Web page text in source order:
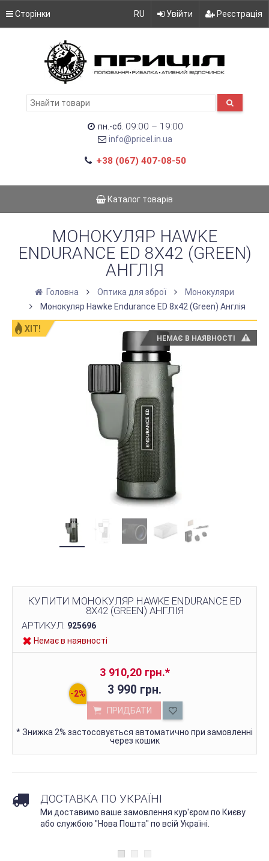
Сторінки RU Увійти Реєстрація
пн.-сб. 09:00 – 19:00
info@pricel.in.ua
+38 (067) 407-08-50
Каталог товарів
МОНОКУЛЯР HAWKE
ENDURANCE ED 8X42 (GREEN)
АНГЛІЯ
Головна Оптика для зброї
Монокуляри
Монокуляр Hawke Endurance ED 8x42 (Green) Англія
ХІТ!
НЕМАЄ В НАЯВНОСТІ
КУПИТИ МОНОКУЛЯР HAWKE ENDURANCE ED
8X42 (GREEN) АНГЛІЯ
АРТИКУЛ: 925696
Немає в наявності
3 910,20 грн.*
3 990 грн.
ПРИДБАТИ
*Знижка 2% застосовується автоматично при замовленні
через кошик
ДОСТАВКА ПО УКРАЇНІ
Ми доставимо ваше замовлення кур'єром по Києву
або службою "Нова Пошта" по всій Україні.